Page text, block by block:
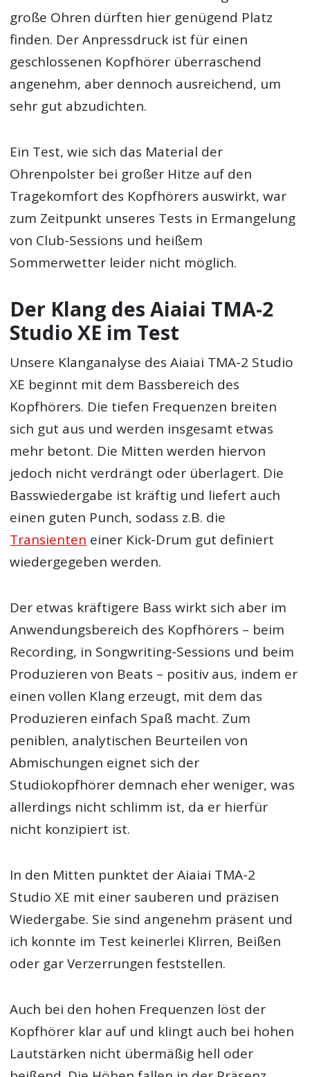
große Ohren dürften hier genügend Platz
finden. Der Anpressdruck ist für einen
geschlossenen Kopfhörer überraschend
angenehm, aber dennoch ausreichend, um
sehr gut abzudichten.
Ein Test, wie sich das Material der
Ohrenpolster bei großer Hitze auf den
Tragekomfort des Kopfhörers auswirkt, war
zum Zeitpunkt unseres Tests in Ermangelung
von Club-Sessions und heißem
Sommerwetter leider nicht möglich.
Der Klang des Aiaiai TMA-2
Studio XE im Test
Unsere Klanganalyse des Aiaiai TMA-2 Studio
XE beginnt mit dem Bassbereich des
Kopfhörers. Die tiefen Frequenzen breiten
sich gut aus und werden insgesamt etwas
mehr betont. Die Mitten werden hiervon
jedoch nicht verdrängt oder überlagert. Die
Basswiedergabe ist kräftig und liefert auch
einen guten Punch, sodass z.B. die
Transienten einer Kick-Drum gut definiert
wiedergegeben werden.
Der etwas kräftigere Bass wirkt sich aber im
Anwendungsbereich des Kopfhörers – beim
Recording, in Songwriting-Sessions und beim
Produzieren von Beats – positiv aus, indem er
einen vollen Klang erzeugt, mit dem das
Produzieren einfach Spaß macht. Zum
peniblen, analytischen Beurteilen von
Abmischungen eignet sich der
Studiokopfhörer demnach eher weniger, was
allerdings nicht schlimm ist, da er hierfür
nicht konzipiert ist.
In den Mitten punktet der Aiaiai TMA-2
Studio XE mit einer sauberen und präzisen
Wiedergabe. Sie sind angenehm präsent und
ich konnte im Test keinerlei Klirren, Beißen
oder gar Verzerrungen feststellen.
Auch bei den hohen Frequenzen löst der
Kopfhörer klar auf und klingt auch bei hohen
Lautstärken nicht übermäßig hell oder